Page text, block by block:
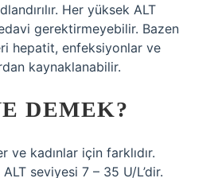
Her yüksek ALT
gerektirmeyebilir. Bazen
hepatit, enfeksiyonlar ve
kaynaklanabilir.
DEMEK?
ve kadınlar için farklıdır.
seviyesi 7 – 35 U/L’dir.